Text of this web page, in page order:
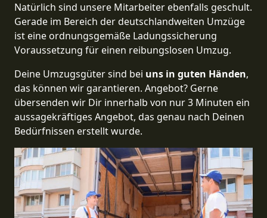
Natürlich sind unsere Mitarbeiter ebenfalls geschult.
Gerade im Bereich der deutschlandweiten Umzüge
ist eine ordnungsgemäße Ladungssicherung
Voraussetzung für einen reibungslosen Umzug.
Deine Umzugsgüter sind bei uns in guten Händen,
das können wir garantieren. Angebot? Gerne
übersenden wir Dir innerhalb von nur 3 Minuten ein
aussagekräftiges Angebot, das genau nach Deinen
Bedürfnissen erstellt wurde.